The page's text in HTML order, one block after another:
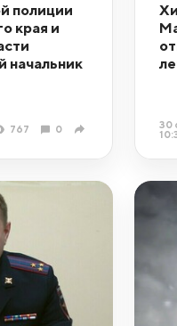
полиции
края и
начальник
767 0
30